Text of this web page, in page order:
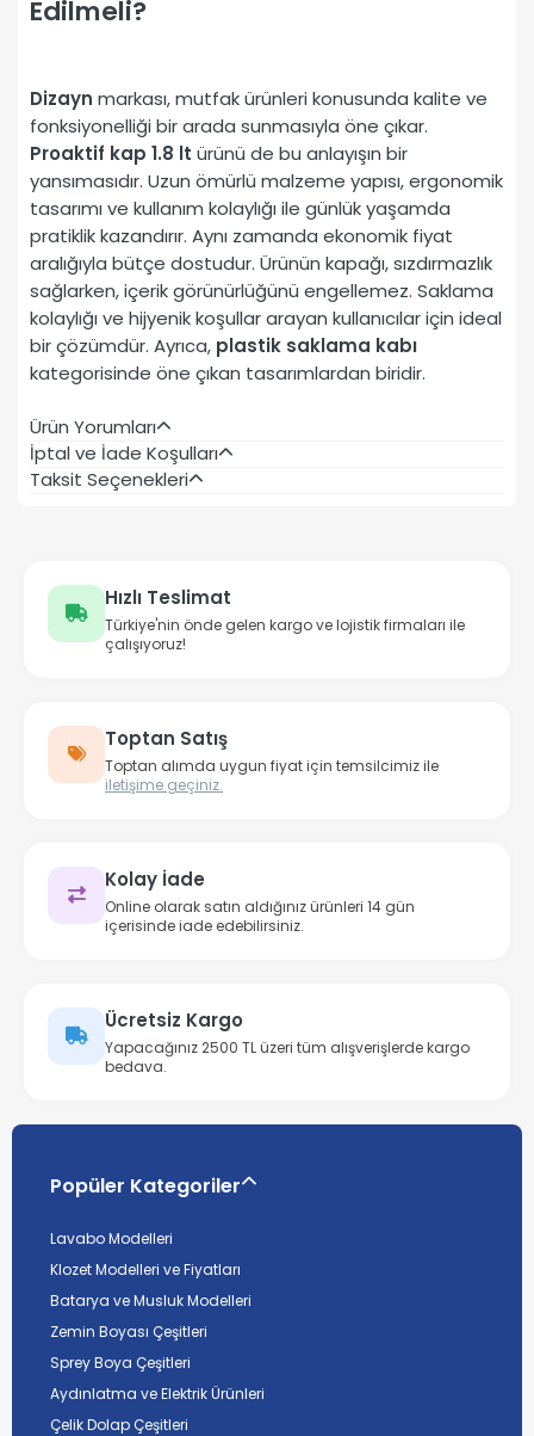
Edilmeli?
Dizayn markası, mutfak ürünleri konusunda kalite ve
fonksiyonelliği bir arada sunmasıyla öne çıkar.
Proaktif kap 1.8 lt ürünü de bu anlayışın bir
yansımasıdır. Uzun ömürlü malzeme yapısı, ergonomik
tasarımı ve kullanım kolaylığı ile günlük yaşamda
pratiklik kazandırır. Aynı zamanda ekonomik fiyat
aralığıyla bütçe dostudur. Ürünün kapağı, sızdırmazlık
sağlarken, içerik görünürlüğünü engellemez. Saklama
kolaylığı ve hijyenik koşullar arayan kullanıcılar için ideal
bir çözümdür. Ayrıca, plastik saklama kabı
kategorisinde öne çıkan tasarımlardan biridir.
Ürün Yorumları
İptal ve İade Koşulları
Taksit Seçenekleri
Hızlı Teslimat
Türkiye'nin önde gelen kargo ve lojistik firmaları ile
çalışıyoruz!
Toptan Satış
Toptan alımda uygun fiyat için temsilcimiz ile
iletişime geçiniz.
Kolay İade
Online olarak satın aldığınız ürünleri 14 gün
içerisinde iade edebilirsiniz.
Ücretsiz Kargo
Yapacağınız 2500 TL üzeri tüm alışverişlerde kargo
bedava.
Popüler Kategoriler
Lavabo Modelleri
Klozet Modelleri ve Fiyatları
Batarya ve Musluk Modelleri
Zemin Boyası Çeşitleri
Sprey Boya Çeşitleri
Aydınlatma ve Elektrik Ürünleri
Çelik Dolap Çeşitleri